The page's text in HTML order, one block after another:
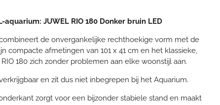
JUWEL RIO 180 Donker bruin LED
de onvergankelijke rechthoekige vorm met de
compacte afmetingen van 101 x 41 cm en het klassieke,
180 zich zonder problemen aan elke woonstijl aan.
en zit dus niet inbegrepen bij het Aquarium.
zorgt voor een bijzonder stabiele stand en maakt